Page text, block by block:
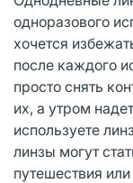
одноразового
хочется
после каждого
просто снять
их, а утром
используете
линзы могут
путешествия